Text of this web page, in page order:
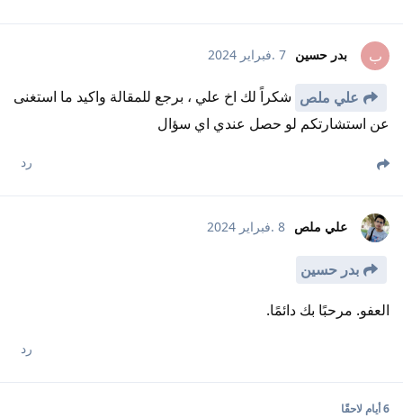
ب بدر حسين 7 .فبراير 2024
علي ملص شكراً لك اخ علي ، برجع للمقالة واكيد ما استغنى
عن استشارتكم لو حصل عندي اي سؤال
رد
علي ملص 8 .فبراير 2024
بدر حسين
العفو. مرحبًا بك دائمًا.
رد
6 أيام لاحقًا